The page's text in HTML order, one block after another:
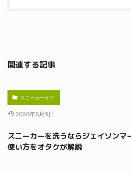
関連する記事
スニーカーケア
2020年8月5日
スニーカーを洗うならジェイソンマ
使い方をオタクが解説